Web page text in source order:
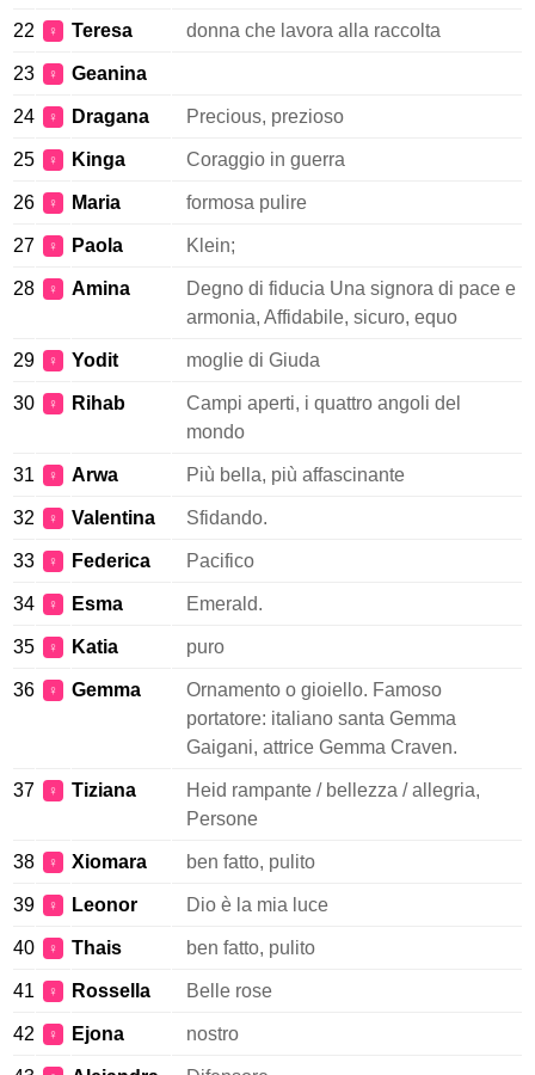
22 ♀ Teresa donna che lavora alla raccolta
23 ♀ Geanina
24 ♀ Dragana Precious, prezioso
25 ♀ Kinga Coraggio in guerra
26 ♀ Maria formosa pulire
27 ♀ Paola Klein;
28 ♀ Amina
Degno di fiducia Una signora di pace e
armonia, Affidabile, sicuro, equo
29 ♀ Yodit moglie di Giuda
30 ♀ Rihab
Campi aperti, i quattro angoli del
mondo
31 ♀ Arwa Più bella, più affascinante
32 ♀ Valentina Sfidando.
33 ♀ Federica Pacifico
34 ♀ Esma Emerald.
35 ♀ Katia puro
36 ♀ Gemma
Ornamento o gioiello. Famoso
portatore: italiano santa Gemma
Gaigani, attrice Gemma Craven.
37 ♀ Tiziana
Heid rampante / bellezza / allegria,
Persone
38 ♀ Xiomara ben fatto, pulito
39 ♀ Leonor Dio è la mia luce
40 ♀ Thais ben fatto, pulito
41 ♀ Rossella Belle rose
42 ♀ Ejona nostro